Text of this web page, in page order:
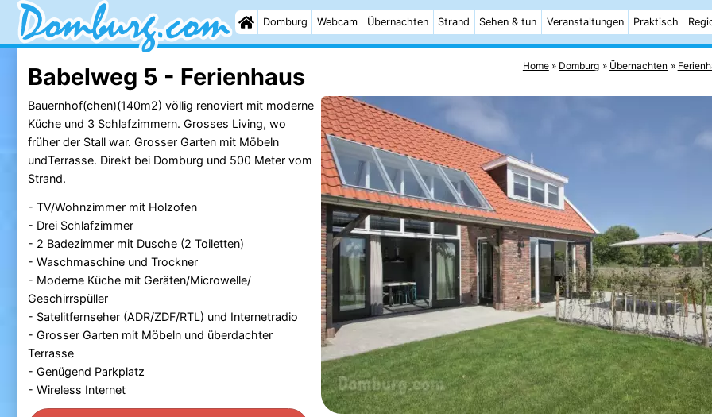
Domburg Webcam Übernachten Strand Sehen & tun Veranstaltungen Praktisch
Home Domburg Übernachten
Babelweg 5 - Ferienhaus
Bauernhof(chen)(140m2) völlig renoviert mit moderne
Küche und 3 Schlafzimmern. Grosses Living, wo
früher der Stall war. Grosser Garten mit Möbeln
undTerrasse. Direkt bei Domburg und 500 Meter vom
Strand.
- TV/Wohnzimmer mit Holzofen
- Drei Schlafzimmer
- 2 Badezimmer mit Dusche (2 Toiletten)
- Waschmaschine und Trockner
- Moderne Küche mit Geräten/Microwelle/
Geschirrspüller
- Satelitfernseher (ADR/ZDF/RTL) und Internetradio
- Grosser Garten mit Möbeln und überdachter
Terrasse
- Genügend Parkplatz
- Wireless Internet